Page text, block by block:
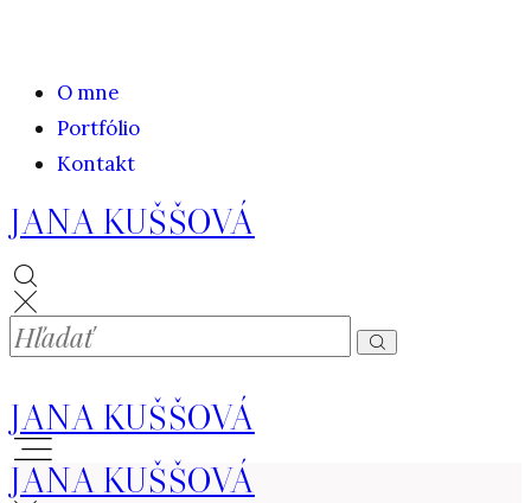
O mne
Portfólio
Kontakt
JANA KUŠŠOVÁ
JANA KUŠŠOVÁ
JANA KUŠŠOVÁ